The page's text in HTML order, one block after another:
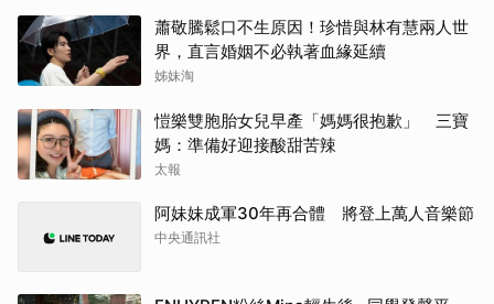
蕭敬騰鬆口不生原因！珍惜與林有慧兩人世
界，直言婚姻不必執著血緣延續
姊妹淘
愷樂雙胞胎女兒早產「媽媽很抱歉」 三寶
媽：準備好迎接酸甜苦辣
太報
阿妹妹成軍30年再合體 將登上萬人音樂節
中央通訊社